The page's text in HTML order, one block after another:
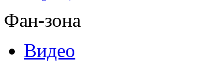
Фан-зона
Видео